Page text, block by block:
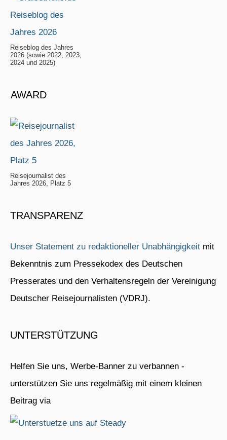
Reiseblog des Jahres
2026 (sowie 2022, 2023,
2024 und 2025)
AWARD
Reisejournalist des
Jahres 2026, Platz 5
TRANSPARENZ
Unser Statement zu redaktioneller Unabhängigkeit mit
Bekenntnis zum Pressekodex des Deutschen
Presserates und den Verhaltensregeln der Vereinigung
Deutscher Reisejournalisten (VDRJ).
UNTERSTÜTZUNG
Helfen Sie uns, Werbe-Banner zu verbannen -
unterstützen Sie uns regelmäßig mit einem kleinen
Beitrag via